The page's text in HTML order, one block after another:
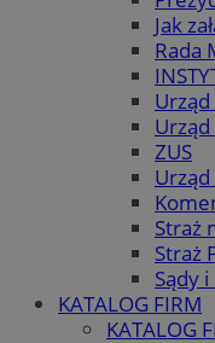
Jak
Rada
ZUS
Straż
Straż
Sądy
KATALOG FIRM
KATALOG